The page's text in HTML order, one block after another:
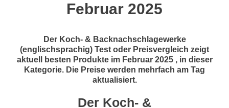
Februar 2025
Der Koch- & Backnachschlagewerke
(englischsprachig) Test oder Preisvergleich zeigt
aktuell besten Produkte im Februar 2025 , in dieser
Kategorie. Die Preise werden mehrfach am Tag
aktualisiert.
Der Koch- &